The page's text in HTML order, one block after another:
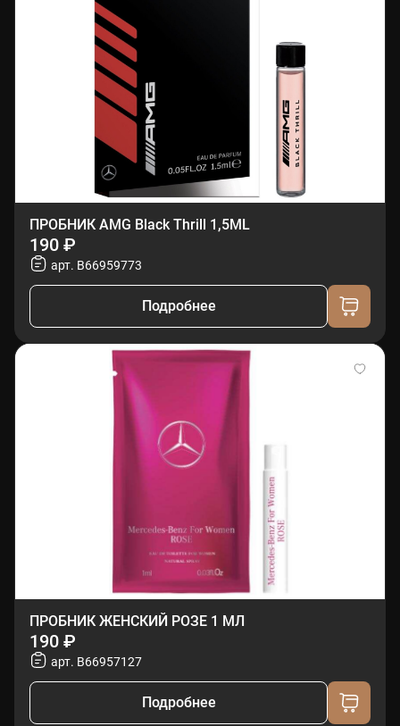
ПРОБНИК AMG Black Thrill 1,5ML
190 ₽
арт. B66959773
Подробнее
ПРОБНИК ЖЕНСКИЙ РОЗЕ 1 МЛ
190 ₽
арт. B66957127
Подробнее